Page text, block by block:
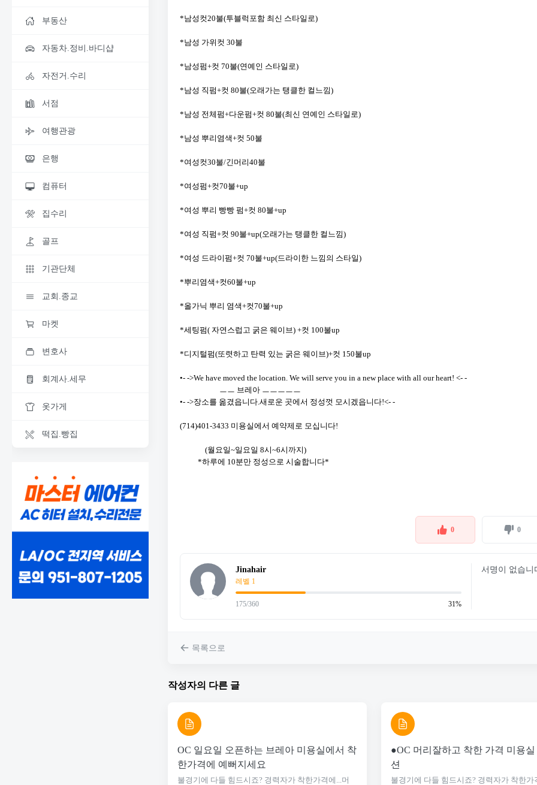
부동산
자동차.정비.바디샵
자전거.수리
서점
여행관광
은행
컴퓨터
집수리
골프
기관단체
교회.종교
마켓
변호사
회계사.세무
옷가게
떡집.빵집
*남성컷20불(투블럭포함 최신 스타일로)
*남성 가위컷 30불
*남성펌+컷 70불(연예인 스타일로)
*남성 직펌+컷 80불(오래가는 탱클한 컬느낌)
*남성 전체펌+다운펌+컷 80불(최신 연예인 스타일로)
*남성 뿌리염색+컷 50불
*여성컷30불/긴머리40불
*여성펌+컷70불+up
*여성 뿌리 빵빵 펌+컷 80불+up
*여성 직펌+컷 90불+up(오래가는 탱클한 컬느낌)
*여성 드라이펌+컷 70불+up(드라이한 느낌의 스타일)
*뿌리염색+컷60불+up
*올가닉 뿌리 염색+컷70불+up
*세팅펌( 자연스럽고 굵은 웨이브) +컷 100불up
*디지털펌(또렷하고 탄력 있는 굵은 웨이브)+컷 150불up
•- ->We have moved the location. We will serve you in a new place with all our heart! <- -
ㅡㅡ 브레아 ㅡㅡㅡㅡㅡ
•- ->장소를 옮겼읍니다.새로운 곳에서 정성껏 모시겠읍니다!<- -
(714)401-3433 미용실에서 예약제로 모십니다!
(월요일~일요일 8시~6시까지)
*하루에 10분만 정성으로 시술합니다*
0 0
Jinahair
레벨 1
175/360 31%
서명이 없습니
목록으로
작성자의 다른 글
OC 일요일 오픈하는 브레아 미용실에서 착
한가격에 예뻐지세요
불경기에 다들 힘드시죠? 경력자가 착한가격에...머
●OC 머리잘하고 착한 가격 미용실
션
불경기에 다들 힘드시죠? 경력자가 착한가